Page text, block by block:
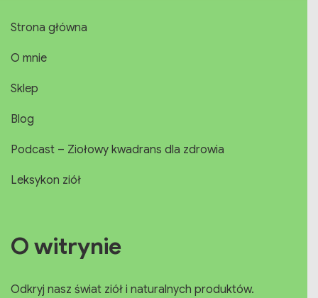
Strona główna
O mnie
Sklep
Blog
Podcast – Ziołowy kwadrans dla zdrowia
Leksykon ziół
O witrynie
Odkryj nasz świat ziół i naturalnych produktów.